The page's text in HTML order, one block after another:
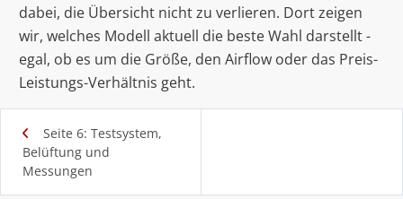
dabei, die Übersicht nicht zu verlieren. Dort zeigen
wir, welches Modell aktuell die beste Wahl darstellt -
egal, ob es um die Größe, den Airflow oder das Preis-
Leistungs-Verhältnis geht.
Seite 6: Testsystem,
Belüftung und
Messungen